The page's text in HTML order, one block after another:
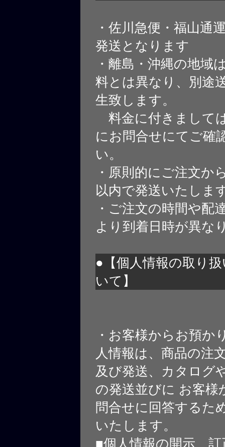
・佐川急便・福山通
発送となります
・離島・沖縄の地域
料とは異なり、別途
生致します。
料金に付きまして
にお問合せにてご確
い。
・原則的にご注文か
以内で発送いたしま
・ご注文の時間や配
より到着日時が異な
●【個人情報の取り
いて】
・お客様からお預か
人情報は、商品の注
及び発送、カタログ
の発送並びに お客様
問合せに回答するた
いたします。
■個人情報の開示、